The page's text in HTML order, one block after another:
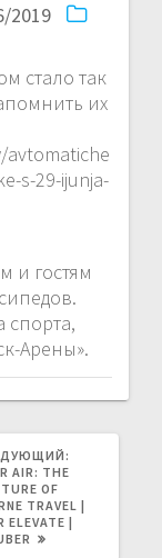
2019
стало так
их
s-29-ijunja-
и гостям
спорта,
Арены».
ЗАПИСЬ:
AIR: THE
OF
TRAVEL |
ELEVATE |